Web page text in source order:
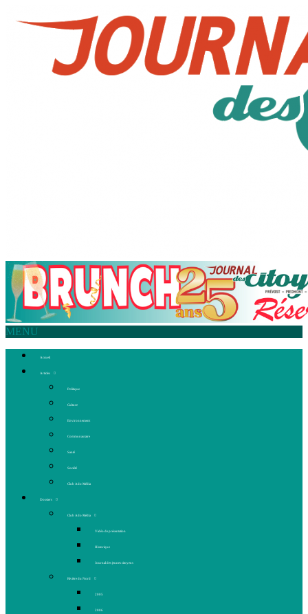
MENU
Accueil
Articles
Politique
Culture
Environnement
Communautaire
Santé
Société
Club Ado Média
Dossiers
Club Ado Média
Vidéo de présentation
Historique
Journal des jeunes citoyens
Rivière du Nord
2005
2006